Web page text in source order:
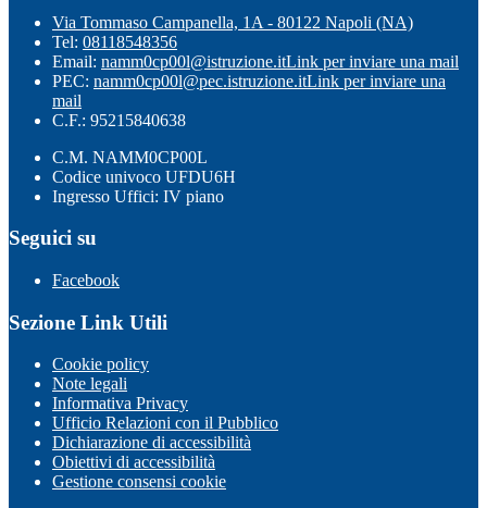
Via Tommaso Campanella, 1A - 80122 Napoli (NA)
Tel: 08118548356
Email: namm0cp00l@istruzione.itLink per inviare una mail
PEC: namm0cp00l@pec.istruzione.itLink per inviare una
mail
C.F.: 95215840638
C.M. NAMM0CP00L
Codice univoco UFDU6H
Ingresso Uffici: IV piano
Seguici su
Facebook
Sezione Link Utili
Cookie policy
Note legali
Informativa Privacy
Ufficio Relazioni con il Pubblico
Dichiarazione di accessibilità
Obiettivi di accessibilità
Gestione consensi cookie